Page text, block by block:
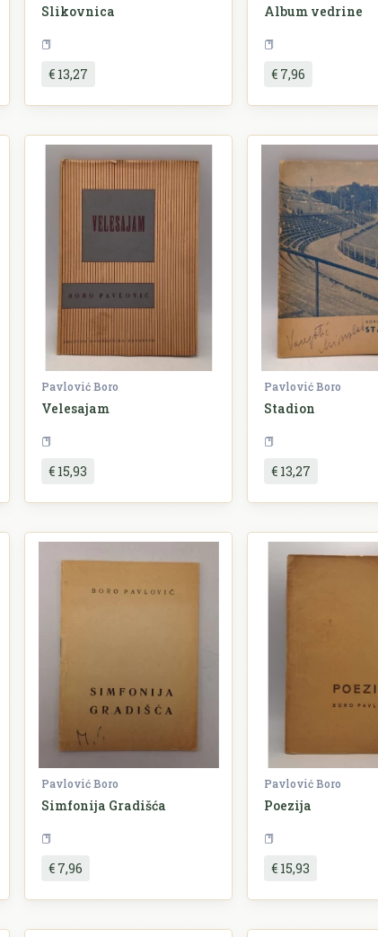
Slikovnica
€ 13,27
Album vedrine
€ 7,96
Pavlović Boro
Velesajam
€ 15,93
Pavlović Boro
Stadion
€ 13,27
Pavlović Boro
Simfonija Gradišća
€ 7,96
Pavlović Boro
Poezija
€ 15,93